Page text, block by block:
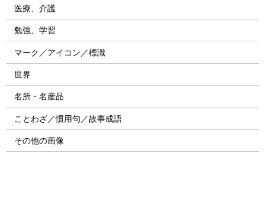
医療、介護
勉強、学習
マーク／アイコン／標識
世界
名所・名産品
ことわざ／慣用句／故事成語
その他の画像